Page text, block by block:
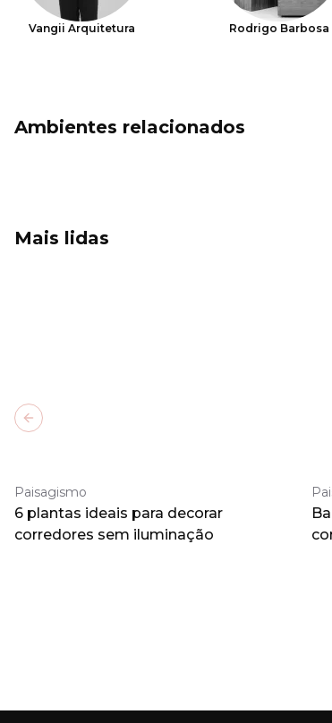
Vangii Arquitetura Rodrigo Barbosa
Ambientes relacionados
Mais lidas
Paisagismo
6 plantas ideais para decorar
corredores sem iluminação
Previous slide